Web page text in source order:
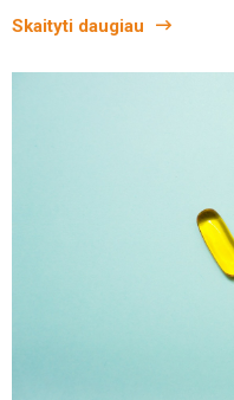
Skaityti daugiau